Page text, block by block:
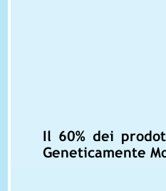
Il 60% dei
Geneticamente